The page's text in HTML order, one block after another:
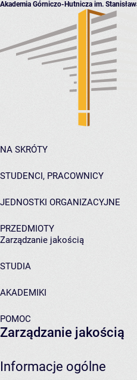
Akademia Górniczo-Hutnicza im.
NA SKRÓTY
STUDENCI, PRACOWNICY
JEDNOSTKI ORGANIZACYJNE
PRZEDMIOTY
Zarządzanie jakością
STUDIA
AKADEMIKI
POMOC
Zarządzanie jakością
Informacje ogólne